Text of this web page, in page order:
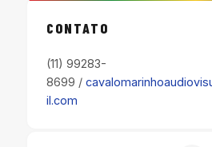
CONTATO
(11) 99283-
8699 /
il.com